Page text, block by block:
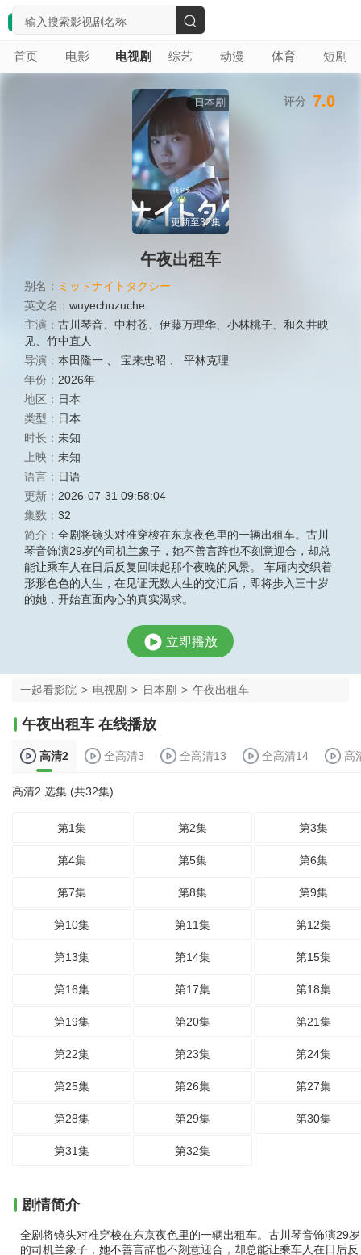
首页 电影 电视剧 综艺 动漫 体育 短剧
搜
索
日本剧
更新至32集
午夜出租车
别名： ミッドナイトタクシー
英文名： wuyechuzuche
主演： 古川琴音 中村苍 伊藤万理华 小林桃子
和久井映
见
竹中直人
导演： 本田隆一 宝来忠昭
平林克理
年份： 2026年
地区： 日本
类型： 日本
时长： 未知
上映： 未知
语言： 日语
更新： 2026-07-31 09:58:04
集数： 32
简介： 全剧将镜头对准穿梭在东京夜色里的一辆出租车。古川
琴音饰演29岁的司机兰象子，她不善言辞也不刻意迎合，却总
能让乘车人在日后反复回味起那个夜晚的风景。 车厢内交织着
形形色色的人生，在见证无数人生的交汇后，即将步入三十岁
的她，开始直面内心的真实渴求。
评分 7.0
立即播放
一起看影院 > 电视剧 > 日本剧 > 午夜出租车
午夜出租车 在线播放
高清2 全高清3 全高清13 全高清14 高
高清2 选集 (共32集)
第1集 第2集 第3集
第4集 第5集 第6集
第7集 第8集 第9集
第10集 第11集 第12集
第13集 第14集 第15集
第16集 第17集 第18集
第19集 第20集 第21集
第22集 第23集 第24集
第25集 第26集 第27集
第28集 第29集 第30集
第31集 第32集
剧情简介
全剧将镜头对准穿梭在东京夜色里的一辆出租车。古川琴音饰演29岁
的司机兰象子，她不善言辞也不刻意迎合，却总能让乘车人在日后反